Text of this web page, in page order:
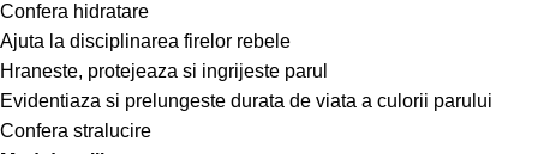
Confera hidratare
Ajuta la disciplinarea firelor rebele
Hraneste, protejeaza si ingrijeste parul
Evidentiaza si prelungeste durata de viata a culorii parului
Confera stralucire